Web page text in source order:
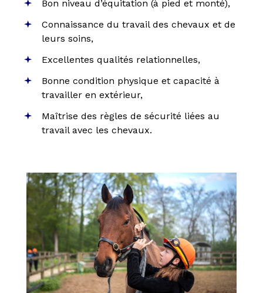
Bon niveau d’équitation (à pied et monté),
Connaissance du travail des chevaux et de
leurs soins,
Excellentes qualités relationnelles,
Bonne condition physique et capacité à
travailler en extérieur,
Maîtrise des règles de sécurité liées au
travail avec les chevaux.